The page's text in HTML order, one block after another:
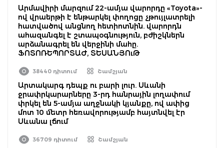
Արմավիրի մարզում 22-ամյա վարորդը «Toyota»-
ով վրաերթի է ենթարկել փողոցը չթույլատրելի
հատվածով անցնող հետիոտնին. վարորդն
ահազանգել է շտապօգնություն, բժիշկներն
արձանագրել են վերջինի մահը.
ՖՈՏՈՌԵՊՈՐՏԱԺ, ՏԵՍԱՆՅՈւԹ
38440 դիտում Շամշյան
Արտակարգ դեպք ու բարի լուր. Սևանի
ջրափրկարարները 3-րդ հանրային լողափում
փրկել են 5-ամյա աղջնակի կյանքը, ով ափից
մոտ 10 մետր հեռավորությամբ հայտնվել էր
Սևանա լճում
36709 դիտում Շամշյան